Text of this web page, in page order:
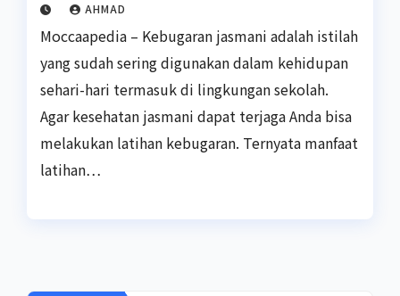
AHMAD
Moccaapedia – Kebugaran jasmani adalah istilah
yang sudah sering digunakan dalam kehidupan
sehari-hari termasuk di lingkungan sekolah.
Agar kesehatan jasmani dapat terjaga Anda bisa
melakukan latihan kebugaran. Ternyata manfaat
latihan…